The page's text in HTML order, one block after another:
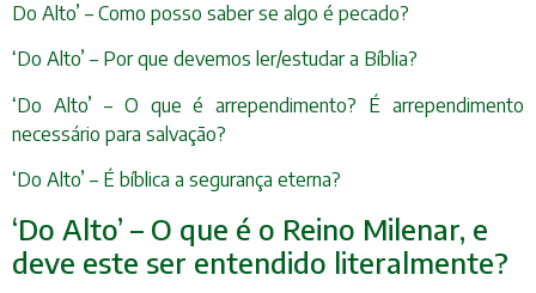
Do Alto’ – Como posso saber se algo é pecado?
‘Do Alto’ – Por que devemos ler/estudar a Bíblia?
‘Do Alto’ – O que é arrependimento? É arrependimento
necessário para salvação?
‘Do Alto’ – É bíblica a segurança eterna?
‘Do Alto’ – O que é o Reino Milenar, e
deve este ser entendido literalmente?